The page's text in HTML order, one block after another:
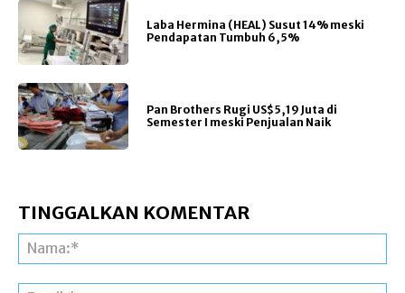
Laba Hermina (HEAL) Susut 14% meski
Pendapatan Tumbuh 6,5%
Pan Brothers Rugi US$5,19 Juta di
Semester I meski Penjualan Naik
TINGGALKAN KOMENTAR